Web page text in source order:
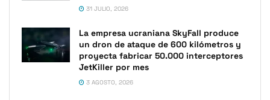
31 JULIO, 2026
La empresa ucraniana SkyFall produce
un dron de ataque de 600 kilómetros y
proyecta fabricar 50.000 interceptores
JetKiller por mes
3 AGOSTO, 2026